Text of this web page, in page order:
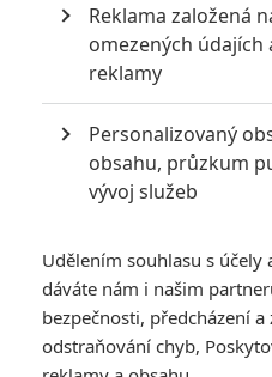
nějakým záhadným způsobem
a dopadne na zem.
| 2021-07-18 22:07:54 |
To se dalo čekat že Black
nejbližších 14 dnech nic
Sebevraždni oddíl ukáže jak kina
Podzim a rozhodující vlnu Víru.
Reklama založená
omezených údajích
reklamy
Personalizovaný
obsahu, průzkum
vývoj služeb
Udělením souhlasu s
dáváte nám i našim
bezpečnosti, předcházení
odstraňování chyb,